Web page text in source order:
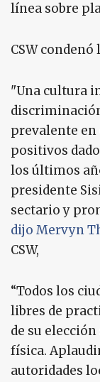
línea sobre
CSW
"Una cultura
prevalente en
positivos
los últimos
presidente
sectario y
dijo Mervyn
CSW,
“Todos los
libres de
de su
física.
autoridades